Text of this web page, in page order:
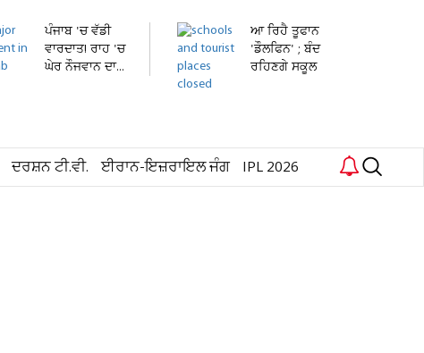
ਪੰਜਾਬ 'ਚ ਵੱਡੀ
ਵਾਰਦਾਤ! ਰਾਹ 'ਚ
ਘੇਰ ਨੌਜਵਾਨ ਦਾ...
ਆ ਰਿਹੈ ਤੂਫਾਨ
'ਡੌਲਫਿਨ' ; ਬੰਦ
ਰਹਿਣਗੇ ਸਕੂਲ
ਦਰਸ਼ਨ ਟੀ.ਵੀ. ਈਰਾਨ-ਇਜ਼ਰਾਇਲ ਜੰਗ IPL 2026